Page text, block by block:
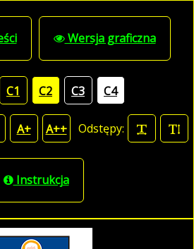
Wersja graficzna
C1 C2 C3 C4
A+ A++ Odstępy:
Instrukcja